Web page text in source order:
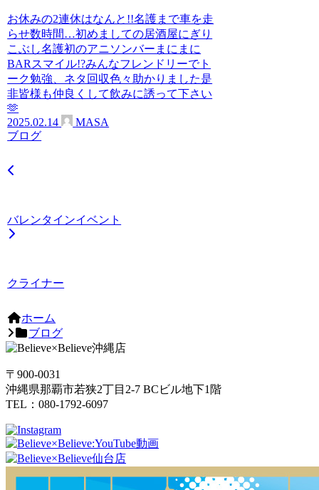
お休みの2連休はなんと!!名護まで車を走
らせ数時間…初めましての居酒屋にぎり
こぶし名護初のアニソンバーまにまに
BARスマイル!?みんなフレンドリーでト
ーク勉強、ネタ回収色々助かりました是
非皆様も仲良くして飲みに誘って下さい
🫶
2025.02.14
MASA
ブログ
バレンタインイベント
クライナー
ホーム
ブログ
〒900-0031
沖縄県那覇市若狭2丁目2-7 BCビル地下1階
TEL：080-1792-6097